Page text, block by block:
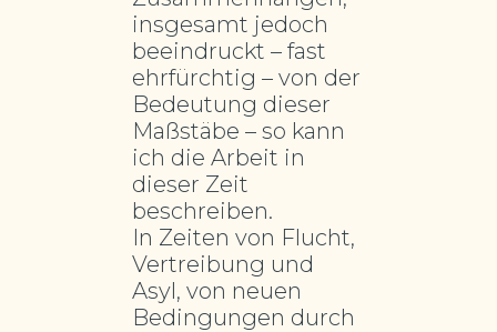
insgesamt jedoch
beeindruckt – fast
ehrfürchtig – von der
Bedeutung dieser
Maßstäbe – so kann
ich die Arbeit in
dieser Zeit
beschreiben.
In Zeiten von Flucht,
Vertreibung und
Asyl, von neuen
Bedingungen durch